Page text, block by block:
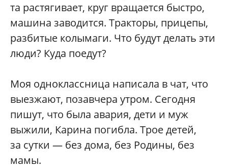
та растягивает, круг вращается быстро,
машина заводится. Тракторы, прицепы,
разбитые колымаги. Что будут делать эти
люди? Куда поедут?
Моя одноклассница написала в чат, что
выезжают, позавчера утром. Сегодня
пишут, что была авария, дети и муж
выжили, Карина погибла. Трое детей,
за сутки — без дома, без Родины, без
мамы.